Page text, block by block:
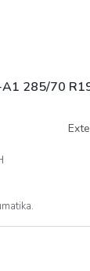
A1 285/70